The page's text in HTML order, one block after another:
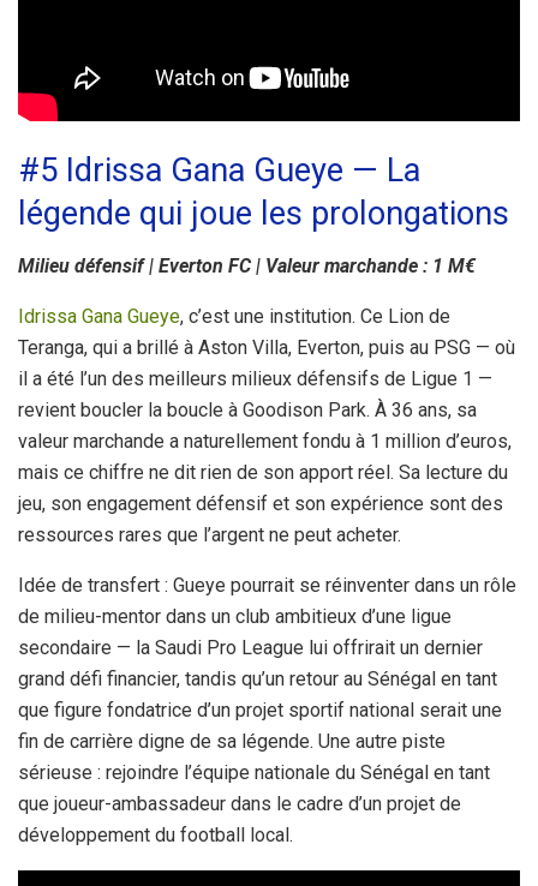
#5 Idrissa Gana Gueye — La
légende qui joue les prolongations
Milieu défensif | Everton FC | Valeur marchande : 1 M€
Idrissa Gana Gueye, c’est une institution. Ce Lion de
Teranga, qui a brillé à Aston Villa, Everton, puis au PSG — où
il a été l’un des meilleurs milieux défensifs de Ligue 1 —
revient boucler la boucle à Goodison Park. À 36 ans, sa
valeur marchande a naturellement fondu à 1 million d’euros,
mais ce chiffre ne dit rien de son apport réel. Sa lecture du
jeu, son engagement défensif et son expérience sont des
ressources rares que l’argent ne peut acheter.
Idée de transfert : Gueye pourrait se réinventer dans un rôle
de milieu-mentor dans un club ambitieux d’une ligue
secondaire — la Saudi Pro League lui offrirait un dernier
grand défi financier, tandis qu’un retour au Sénégal en tant
que figure fondatrice d’un projet sportif national serait une
fin de carrière digne de sa légende. Une autre piste
sérieuse : rejoindre l’équipe nationale du Sénégal en tant
que joueur-ambassadeur dans le cadre d’un projet de
développement du football local.